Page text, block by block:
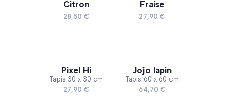
Citron
28,50 €
Fraise
27,90 €
Pixel Hi
Tapis 30 x 30 cm
27,90 €
Jojo lapin
Tapis 60 x 60 cm
64,70 €